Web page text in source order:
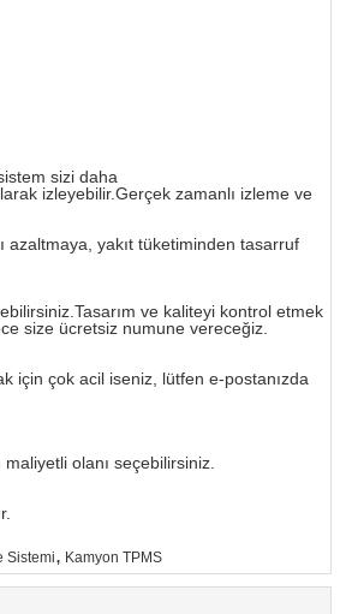
sizi daha
izleyebilir.Gerçek zamanlı izleme ve
azaltmaya, yakıt tüketiminden tasarruf
ve kaliteyi kontrol etmek
size ücretsiz numune vereceğiz.
için çok acil iseniz, lütfen e-postanızda
olanı seçebilirsiniz.
Sistemi, Kamyon TPMS